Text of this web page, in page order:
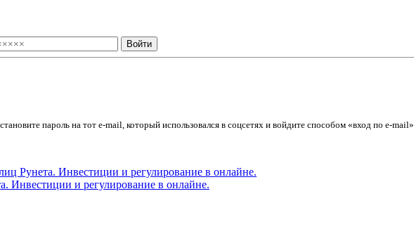
пароль на тот e-mail, который использовался в соцсетях и войдите способом «вход по e-mail».
Инвестиции и регулирование в онлайне.